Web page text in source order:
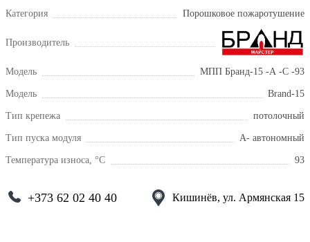
Категория Порошковое пожаротушение
Производитель
Модель МПП Бранд-15 -А -С -93
Модель Brand-15
Тип крепежа потолочный
Тип пуска модуля А- автономный
Температура износа, °С 93
+373 62 02 40 40 Кишинёв, ул. Армянская 15